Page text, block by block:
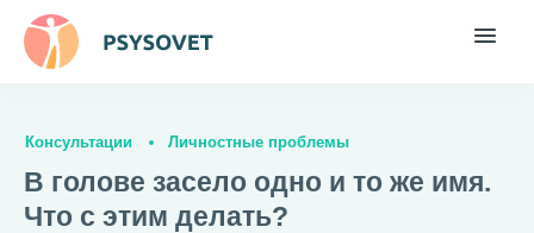
Консультации Личностные проблемы
В голове засело одно и то же имя.
Что с этим делать?